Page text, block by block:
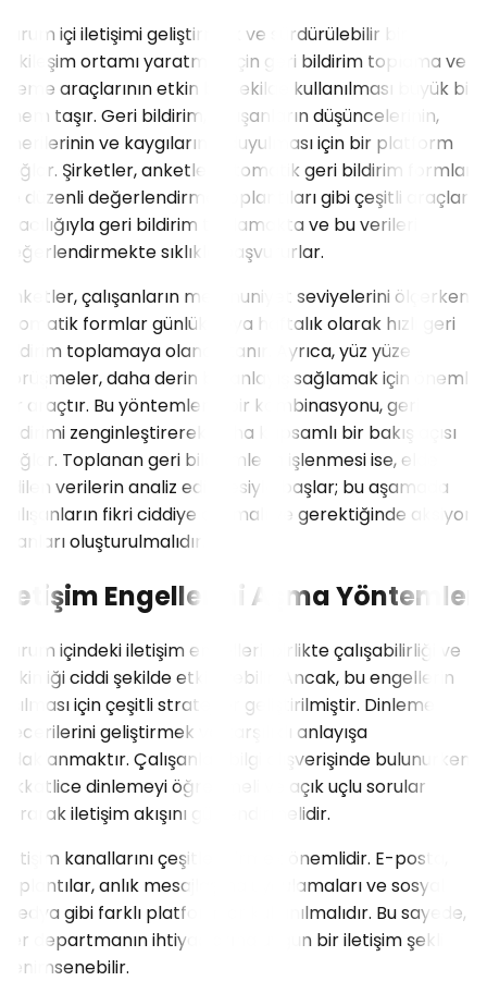
Kurum içi iletişimi geliştirmek ve sürdürülebilir bir
etkileşim ortamı yaratmak için geri bildirim toplama ve
işleme araçlarının etkin bir şekilde kullanılması büyük bir
önem taşır. Geri bildirim, çalışanların düşüncelerinin,
önerilerinin ve kaygılarının duyulması için bir platform
sağlar. Şirketler, anketler, otomatik geri bildirim formları
ve düzenli değerlendirme toplantıları gibi çeşitli araçlar
aracılığıyla geri bildirim toplamakta ve bu verileri
değerlendirmekte sıklıkla başvururlar.
Anketler, çalışanların memnuniyet seviyelerini ölçerken,
otomatik formlar günlük veya haftalık olarak hızlı geri
bildirim toplamaya olanak tanır. Ayrıca, yüz yüze
görüşmeler, daha derin bir anlayış sağlamak için önemli
bir araçtır. Bu yöntemlerin bir kombinasyonu, geri
bildirimi zenginleştirerek daha kapsamlı bir bakış açısı
sağlar. Toplanan geri bildirimlerin işlenmesi ise, elde
edilen verilerin analiz edilmesiyle başlar; bu aşamada
çalışanların fikri ciddiye alınmalı ve gerektiğinde aksiyon
planları oluşturulmalıdır.
İletişim Engellerini Aşma Yöntemleri
Kurum içindeki iletişim engelleri, birlikte çalışabilirliği ve
etkinliği ciddi şekilde etkileyebilir. Ancak, bu engellerin
aşılması için çeşitli stratejiler geliştirilmiştir. Dinleme
becerilerini geliştirmek ve karşılıklı anlayışa
odaklanmaktır. Çalışanlar, bilgi alışverişinde bulunurken
dikkatlice dinlemeyi öğrenmeli ve açık uçlu sorular
sorarak iletişim akışını güçlendirmelidir.
İletişim kanallarını çeşitlendirmek önemlidir. E-posta,
toplantılar, anlık mesajlaşma uygulamaları ve sosyal
medya gibi farklı platformlar kullanılmalıdır. Bu sayede,
her departmanın ihtiyaçlarına uygun bir iletişim şekli
benimsenebilir.